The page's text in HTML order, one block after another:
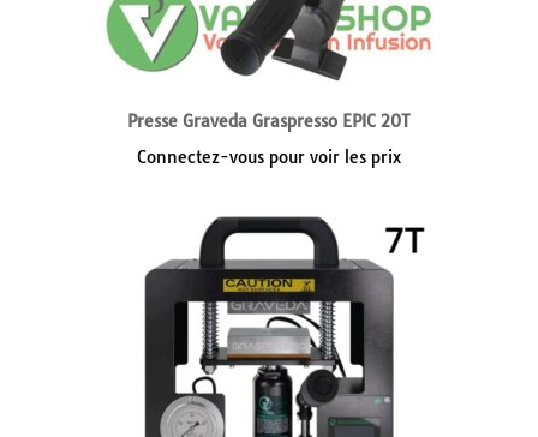
Presse Graveda Graspresso EPIC 20T
Connectez-vous pour voir les prix